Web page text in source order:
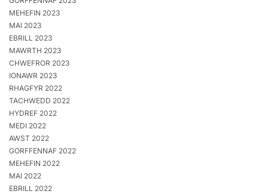
MEHEFIN 2023
MAI 2023
EBRILL 2023
MAWRTH 2023
CHWEFROR 2023
IONAWR 2023
RHAGFYR 2022
TACHWEDD 2022
HYDREF 2022
MEDI 2022
AWST 2022
GORFFENNAF 2022
MEHEFIN 2022
MAI 2022
EBRILL 2022